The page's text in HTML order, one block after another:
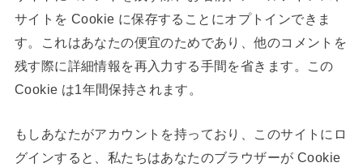
サイトを Cookie に保存することにオプトインできま
す。これはあなたの便宜のためであり、他のコメントを
残す際に詳細情報を再入力する手間を省きます。この
Cookie は1年間保持されます。
もしあなたがアカウントを持っており、このサイトにロ
グインすると、私たちはあなたのブラウザーが Cookie